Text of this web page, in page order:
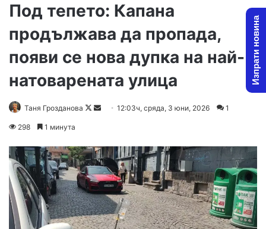
Под тепето: Капана
продължава да пропада,
появи се нова дупка на най-
натоварената улица
Таня Грозданова
Follow
Send12:03ч, сряда, 3 юни, 2026 1
298 1 минута
Изпрати новина